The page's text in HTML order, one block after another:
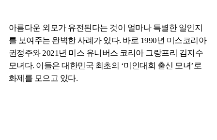
아름다운 외모가 유전된다는 것이 얼마나 특별한 일인지
를 보여주는 완벽한 사례가 있다. 바로 1990년 미스코리아
권정주와 2021년 미스 유니버스 코리아 그랑프리 김지수
모녀다. 이들은 대한민국 최초의 ‘미인대회 출신 모녀’로
화제를 모으고 있다.